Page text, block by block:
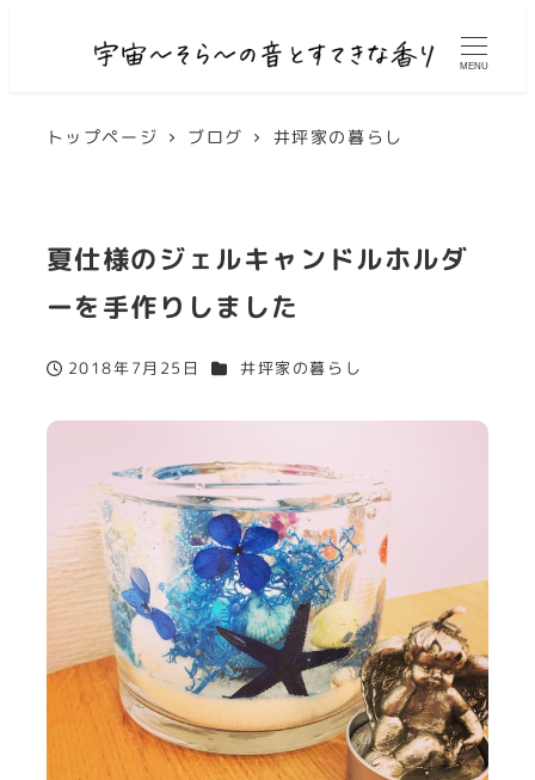
MENU
トップページ ブログ 井坪家の暮らし
夏仕様のジェルキャンドルホルダ
ーを手作りしました
投稿日
2018年7月25日 カテゴリー
井坪家の暮らし